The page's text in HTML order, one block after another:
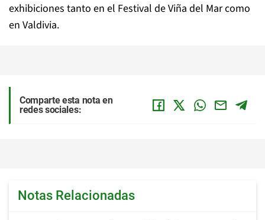
exhibiciones tanto en el Festival de Viña del Mar como
en Valdivia.
Comparte esta nota en
redes sociales:
Notas Relacionadas